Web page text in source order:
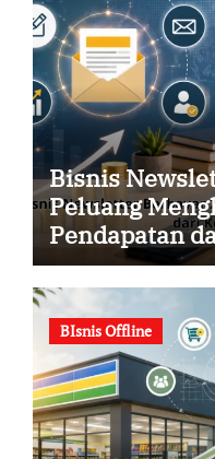
Bisnis
Peluang
Pendapatan
Berkualitas
BIsnis Offline